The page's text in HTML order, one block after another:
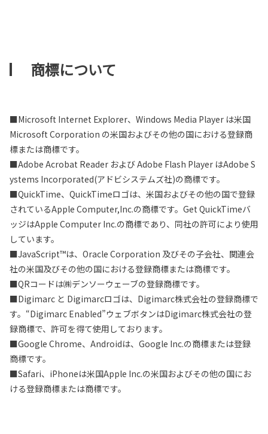
商標について
■Microsoft Internet Explorer、Windows Media Player は米国
Microsoft Corporation の米国およびその他の国における登録商
標または商標です。
■Adobe Acrobat Reader および Adobe Flash Player はAdobe S
ystems Incorporated(アドビシステムズ社)の商標です。
■QuickTime、QuickTimeロゴは、米国およびその他の国で登録
されているApple Computer,Inc.の商標です。Get QuickTimeバ
ッジはApple Computer Inc.の商標であり、同社の許可により使用
しています。
■JavaScript™は、Oracle Corporation 及びその子会社、関連会
社の米国及びその他の国における登録商標または商標です。
■QRコードは㈱デンソーウェーブの登録商標です。
■Digimarc と Digimarcロゴは、Digimarc株式会社の登録商標で
す。“Digimarc Enabled”ウェブボタンはDigimarc株式会社の登
録商標で、許可を得て使用しております。
■Google Chrome、Androidは、Google Inc.の商標または登録
商標です。
■Safari、iPhoneは米国Apple Inc.の米国およびその他の国にお
ける登録商標または商標です。